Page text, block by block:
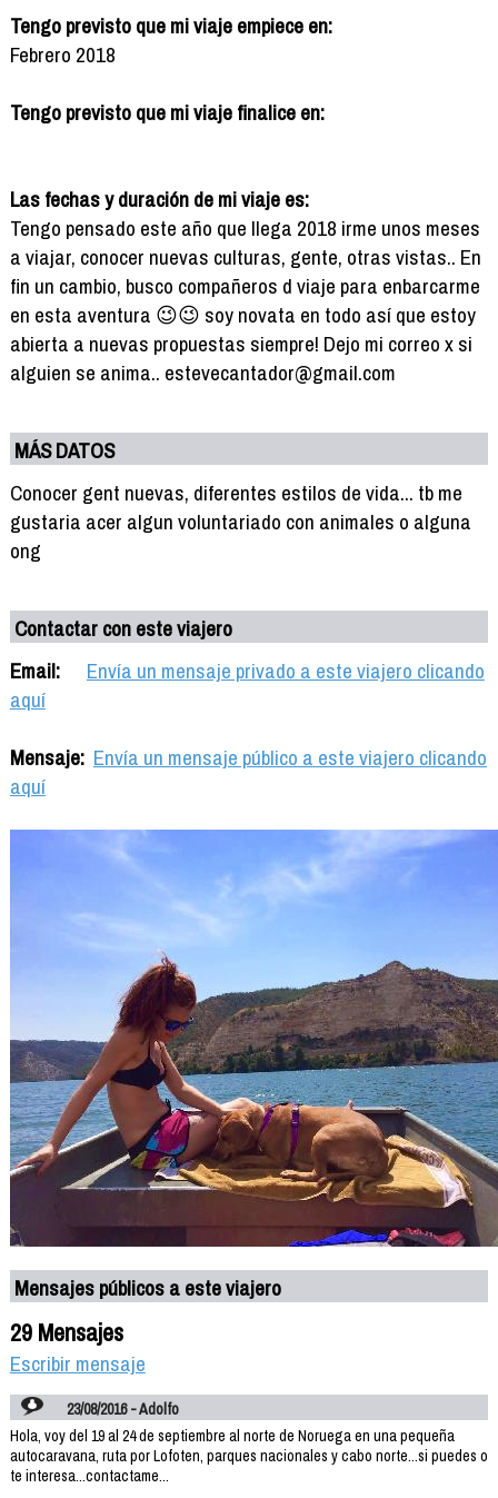
Tengo previsto que mi viaje empiece en:
Febrero 2018
Tengo previsto que mi viaje finalice en:
Las fechas y duración de mi viaje es:
Tengo pensado este año que llega 2018 irme unos meses
a viajar, conocer nuevas culturas, gente, otras vistas.. En
fin un cambio, busco compañeros d viaje para enbarcarme
en esta aventura 😉😉 soy novata en todo así que estoy
abierta a nuevas propuestas siempre! Dejo mi correo x si
alguien se anima.. estevecantador@gmail.com
MÁS DATOS
Conocer gent nuevas, diferentes estilos de vida... tb me
gustaria acer algun voluntariado con animales o alguna
ong
Contactar con este viajero
Email:
Envía un mensaje privado a este viajero clicando
aquí
Mensaje: Envía un mensaje público a este viajero clicando
aquí
Mensajes públicos a este viajero
29 Mensajes
Escribir mensaje
23/08/2016 - Adolfo
Hola, voy del 19 al 24 de septiembre al norte de Noruega en una pequeña
autocaravana, ruta por Lofoten, parques nacionales y cabo norte...si puedes o
te interesa...contactame...